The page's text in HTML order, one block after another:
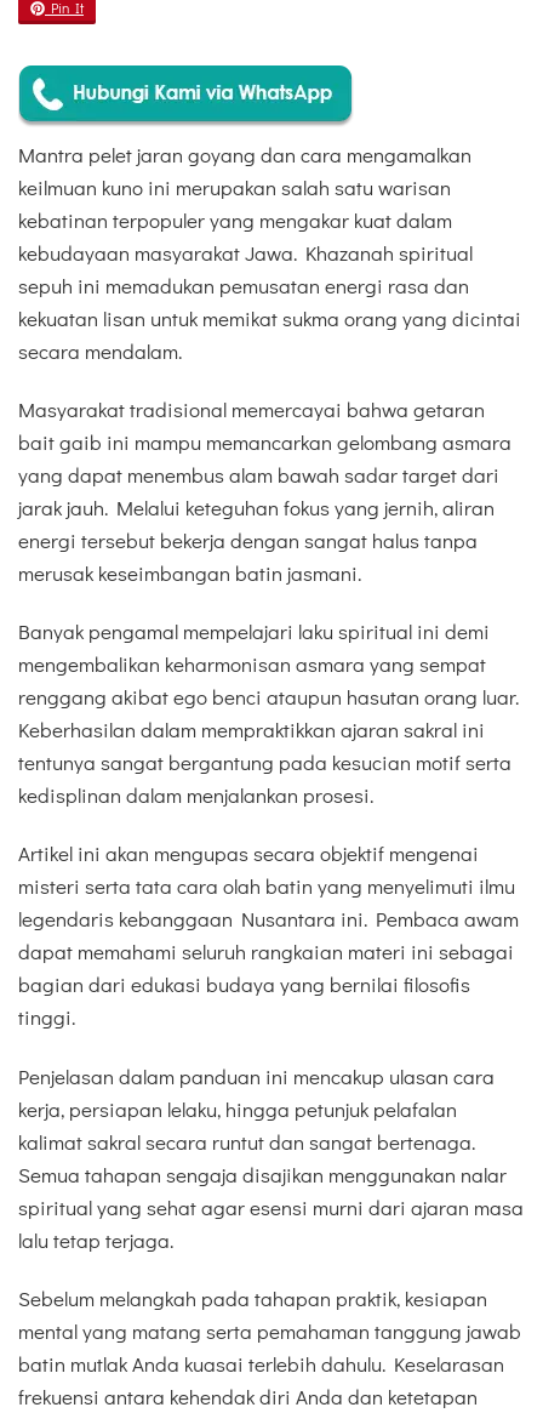
Pin It
Mantra pelet jaran goyang dan cara mengamalkan
keilmuan kuno ini merupakan salah satu warisan
kebatinan terpopuler yang mengakar kuat dalam
kebudayaan masyarakat Jawa. Khazanah spiritual
sepuh ini memadukan pemusatan energi rasa dan
kekuatan lisan untuk memikat sukma orang yang dicintai
secara mendalam.
Masyarakat tradisional memercayai bahwa getaran
bait gaib ini mampu memancarkan gelombang asmara
yang dapat menembus alam bawah sadar target dari
jarak jauh. Melalui keteguhan fokus yang jernih, aliran
energi tersebut bekerja dengan sangat halus tanpa
merusak keseimbangan batin jasmani.
Banyak pengamal mempelajari laku spiritual ini demi
mengembalikan keharmonisan asmara yang sempat
renggang akibat ego benci ataupun hasutan orang luar.
Keberhasilan dalam mempraktikkan ajaran sakral ini
tentunya sangat bergantung pada kesucian motif serta
kedisplinan dalam menjalankan prosesi.
Artikel ini akan mengupas secara objektif mengenai
misteri serta tata cara olah batin yang menyelimuti ilmu
legendaris kebanggaan Nusantara ini. Pembaca awam
dapat memahami seluruh rangkaian materi ini sebagai
bagian dari edukasi budaya yang bernilai filosofis
tinggi.
Penjelasan dalam panduan ini mencakup ulasan cara
kerja, persiapan lelaku, hingga petunjuk pelafalan
kalimat sakral secara runtut dan sangat bertenaga.
Semua tahapan sengaja disajikan menggunakan nalar
spiritual yang sehat agar esensi murni dari ajaran masa
lalu tetap terjaga.
Sebelum melangkah pada tahapan praktik, kesiapan
mental yang matang serta pemahaman tanggung jawab
batin mutlak Anda kuasai terlebih dahulu. Keselarasan
frekuensi antara kehendak diri Anda dan ketetapan